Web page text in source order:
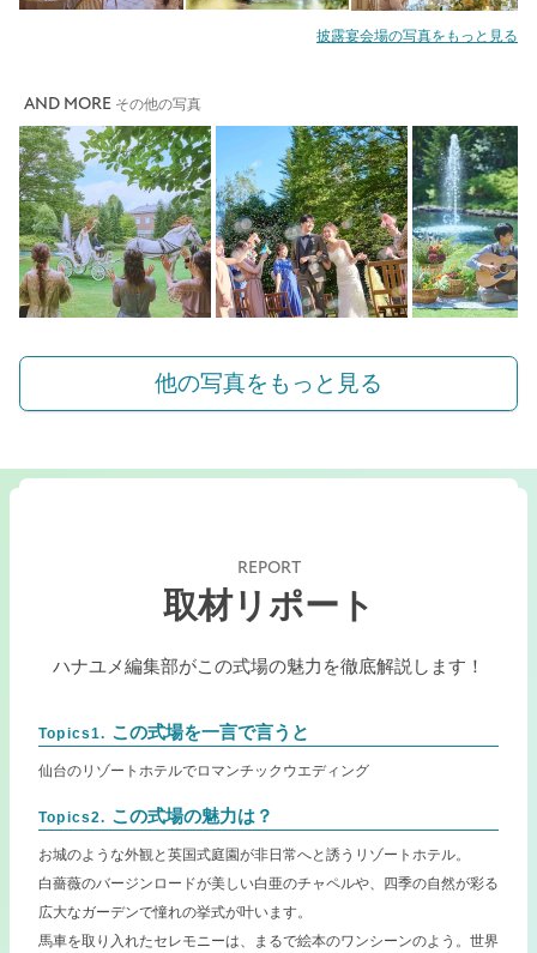
披露宴会場の写真をもっと見る
AND MORE その他の写真
他の写真をもっと見る
REPORT
取材リポート
ハナユメ編集部がこの式場の魅力を徹底解説します！
Topics1. この式場を一言で言うと
仙台のリゾートホテルでロマンチックウエディング
Topics2. この式場の魅力は？
お城のような外観と英国式庭園が非日常へと誘うリゾートホテル。
白薔薇のバージンロードが美しい白亜のチャペルや、四季の自然が彩る
広大なガーデンで憧れの挙式が叶います。
馬車を取り入れたセレモニーは、まるで絵本のワンシーンのよう。世界